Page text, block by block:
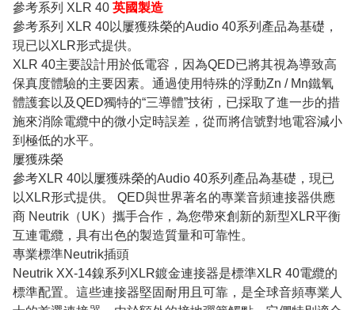
參考系列 XLR 40 英國製造
參考系列 XLR 40以屢獲殊榮的Audio 40系列產品為基礎，
現已以XLR形式提供。
XLR 40主要設計用於低電容，因為QED已將其視為導致高
保真度體驗的主要因素。通過使用特殊的浮動Zn / Mn鐵氧
體護套以及QED獨特的“三導體”技術，已採取了進一步的措
施來消除電纜中的微小定時誤差，從而將信號對地電容減小
到極低的水平。
屢獲殊榮
參考XLR 40以屢獲殊榮的Audio 40系列產品為基礎，現已
以XLR形式提供。 QED與世界著名的專業音頻連接器供應
商 Neutrik（UK）攜手合作，為您帶來創新的新型XLR平衡
互連電纜，具有出色的製造質量和可靠性。
專業標準Neutrik插頭
Neutrik XX-14鎳系列XLR鍍金連接器是標準XLR 40電纜的
標準配置。這些連接器堅固耐用且可靠，是全球音頻專業人